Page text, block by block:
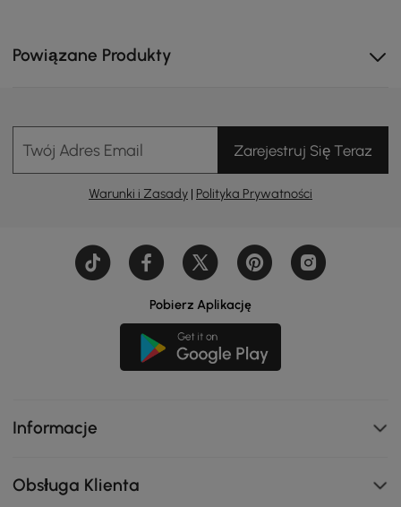
dołączone
Powiązane Produkty
Twój Adres Email Zarejestruj Się Teraz
Warunki i Zasady | Polityka Prywatności
Pobierz Aplikację
Informacje
Obsługa Klienta